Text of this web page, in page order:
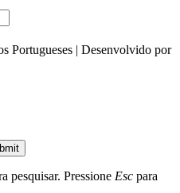
Portugueses | Desenvolvido por
pesquisar. Pressione Esc para